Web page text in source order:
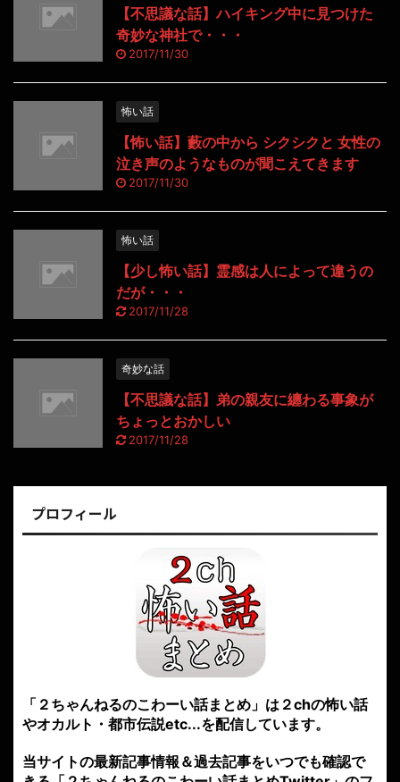
【不思議な話】ハイキング中に見つけた
奇妙な神社で・・・
2017/11/30
怖い話
【怖い話】藪の中から シクシクと 女性の
泣き声のようなものが聞こえてきます
2017/11/30
怖い話
【少し怖い話】霊感は人によって違うの
だが・・・
2017/11/28
奇妙な話
【不思議な話】弟の親友に纏わる事象が
ちょっとおかしい
2017/11/28
プロフィール
「２ちゃんねるのこわーい話まとめ」は２chの怖い話
やオカルト・都市伝説etc...を配信しています。
当サイトの最新記事情報＆過去記事をいつでも確認で